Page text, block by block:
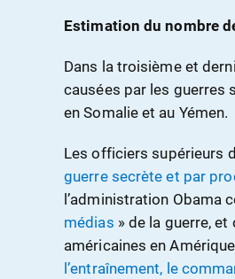
Estimation du nombre
Dans la troisième et
causées par les guerres
en Somalie et au Yémen.
Les officiers supérieurs
guerre secrète et par
l’administration Obama
médias » de la guerre,
américaines en
l’entraînement, le